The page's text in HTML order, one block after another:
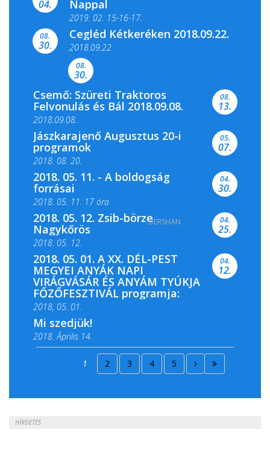
04. Nappal
2019. 02. 15-16-17.
Színes és tartalmas programokkal várja a
Csemői Községi Könyvtár és...
08.
30.
Cegléd Kétkeréken 2018.09.22.
2018.09.22.
08.
30.
Csemő: Szüreti Traktoros
Felvonulás és Bál 2018.09.08.
2018.09.08.
08.
13.
Jászkarajenő Augusztus 20-i
programok
2018. 08. 20.
05.
07.
2018. 05. 11. - A boldogság
forrásai
2018. 05. 11. 17 óra
2018. 05. 11. 19 óra
04.
30.
2018. 05. 12. Zsib-börze
Nagykőrös
2018. 05. 12.
04.
25.
2018. 05. 01. A XX. DÉL-PEST
MEGYEI ANYÁK NAPI
VIRÁGVÁSÁR ÉS ANYÁM TYÚKJA
FŐZŐFESZTIVÁL programja:
2018, 05. 01.
04.
12.
Mi szedjük!
2018. Április 14.
2018. Április 15.
1 2 3 4 5
HÍRDETÉS
DERSHAN